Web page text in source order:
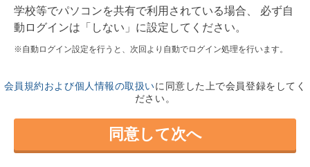
学校等でパソコンを共有で利用されている場合、
必ず自
動ログインは「しない」に設定してください。
※自動ログイン設定を行うと、次回より自動でログイン処理を行います。
会員規約および個人情報の取扱いに同意した上で会員登録をしてく
ださい。